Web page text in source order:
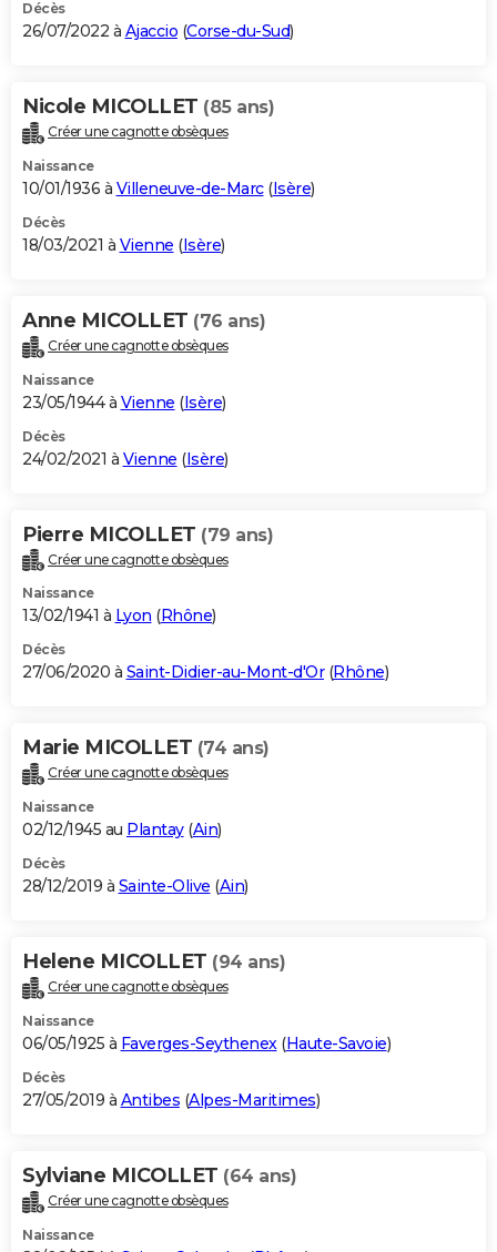
Décès
26/07/2022 à Ajaccio (Corse-du-Sud)
Nicole MICOLLET (85 ans)
Créer une cagnotte obsèques
Naissance
10/01/1936 à Villeneuve-de-Marc(Isère)
Décès
18/03/2021 à Vienne (Isère)
Anne MICOLLET (76 ans)
Créer une cagnotte obsèques
Naissance
23/05/1944 à Vienne (Isère)
Décès
24/02/2021 à Vienne (Isère)
Pierre MICOLLET (79 ans)
Créer une cagnotte obsèques
Naissance
13/02/1941 à Lyon (Rhône)
Décès
27/06/2020 à Saint-Didier-au-Mont-d'Or(Rhône)
Marie MICOLLET (74 ans)
Créer une cagnotte obsèques
Naissance
02/12/1945 au Plantay(Ain)
Décès
28/12/2019 à Sainte-Olive (Ain)
Helene MICOLLET (94 ans)
Créer une cagnotte obsèques
Naissance
06/05/1925 à Faverges-Seythenex(Haute-Savoie)
Décès
27/05/2019 à Antibes (Alpes-Maritimes)
Sylviane MICOLLET (64 ans)
Créer une cagnotte obsèques
Naissance